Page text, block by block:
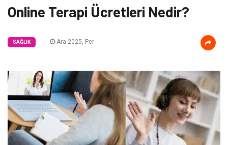
Online Terapi Ücretleri Nedir?
SAĞLIK Ara 2025, Per